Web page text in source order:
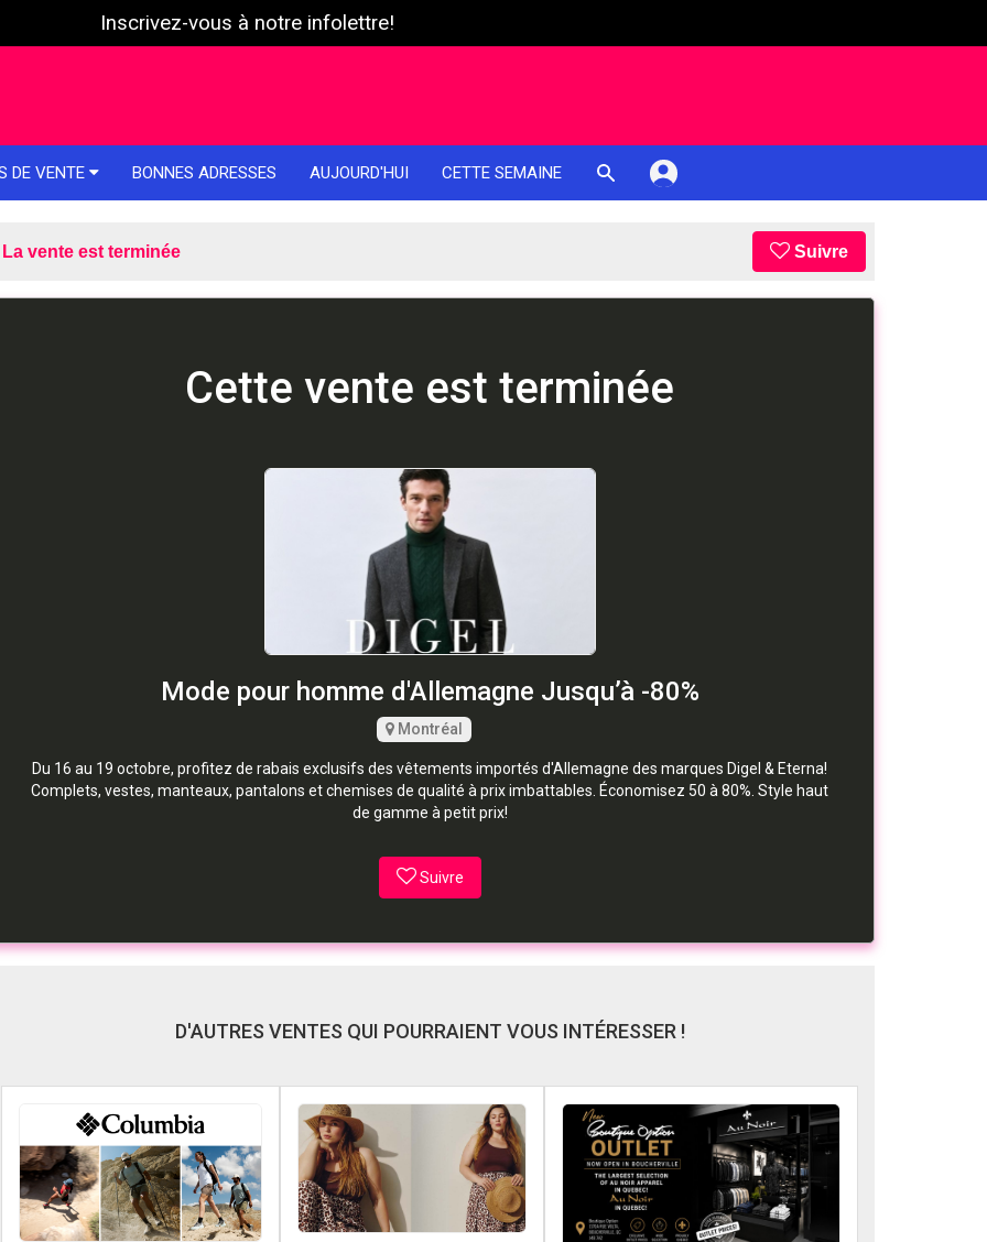
Inscrivez-vous à notre infolettre!
DE VENTE BONNES ADRESSES AUJOURD'HUI CETTE SEMAINE
La vente est terminée Suivre
Cette vente est terminée
Mode pour homme d'Allemagne Jusqu’à -80%
Montréal
Du 16 au 19 octobre, profitez de rabais exclusifs des vêtements importés d'Allemagne des marques Digel & Eterna!
Complets, vestes, manteaux, pantalons et chemises de qualité à prix imbattables. Économisez 50 à 80%. Style haut
de gamme à petit prix!
Suivre
D'AUTRES VENTES QUI POURRAIENT VOUS INTÉRESSER !